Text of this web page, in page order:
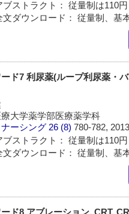
ブストラクト： 従量制は110
文ダウンロード： 従量制、基
ド7 利尿薬(ループ利尿薬・
大学薬学部医療薬学科
ーシング 26 (8)780-782,
ブストラクト： 従量制は110
文ダウンロード： 従量制、基